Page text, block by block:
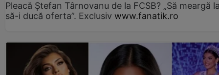
Pleacă Ștefan Târnovanu de la FCSB? „Să meargă
să-i ducă oferta”. Exclusiv www.fanatik.ro